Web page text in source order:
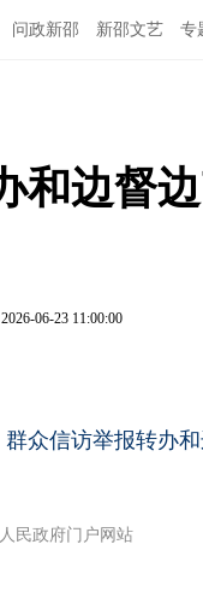
问政新邵 新邵文艺 专
和边督
2026-06-23 11:00:00
群众信访举报转办
民政府门户网站